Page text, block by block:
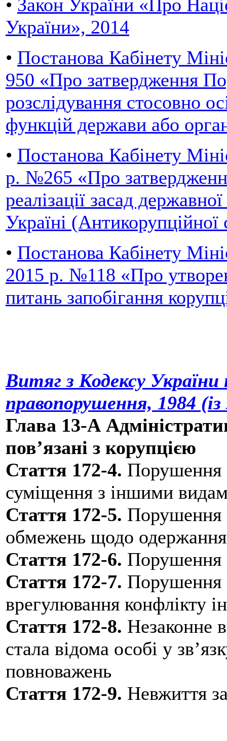
• Закон України «Про
України», 2014
• Постанова Кабінету
950 «Про затвердження
розслідування стосовно
функцій держави або
• Постанова Кабінету
р. №265 «Про
реалізації засад
Україні (Антикорупційної
• Постанова Кабінету
2015 р. №118 «Про
питань запобігання
Витяг з Кодексу
правопорушення, 1984
Глава 13-А
пов’язані з корупцією
Стаття 172-4. Порушення
суміщення з іншими
Стаття 172-5. Порушення
обмежень щодо одержання
Стаття 172-6. Порушення
Стаття 172-7. Порушення
врегулювання конфлікту
Стаття 172-8. Незаконне
стала відома особі у
повноважень
Стаття 172-9. Невжиття